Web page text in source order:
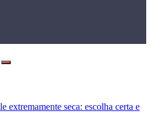
extremamente seca: escolha certa e